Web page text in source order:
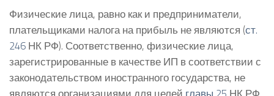
Физические лица, равно как и предприниматели,
плательщиками налога на прибыль не являются (ст.
246 НК РФ). Соответственно, физические лица,
зарегистрированные в качестве ИП в соответствии с
законодательством иностранного государства, не